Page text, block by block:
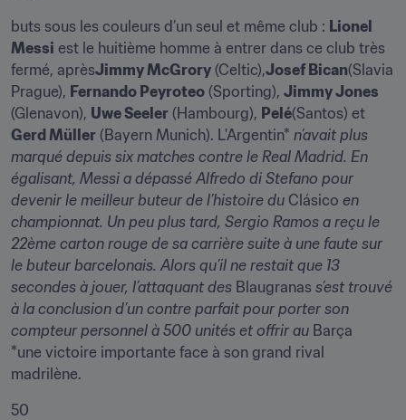
buts sous les couleurs d’un seul et même club : Lionel
Messi est le huitième homme à entrer dans ce club très
fermé, aprèsJimmy McGrory (Celtic),Josef Bican(Slavia
Prague), Fernando Peyroteo (Sporting), Jimmy Jones
(Glenavon), Uwe Seeler (Hambourg), Pelé
Gerd Müller (Bayern Munich). L'Argentin* n’avait plus
marqué depuis six matches contre le Real Madrid. En
égalisant, Messi a dépassé Alfredo di Stefano pour
devenir le meilleur buteur de l’histoire du Clásico en
championnat. Un peu plus tard, Sergio Ramos a reçu le
22ème carton rouge de sa carrière suite à une faute sur
le buteur barcelonais. Alors qu’il ne restait que 13
secondes à jouer, l’attaquant des Blaugranas s’est trouvé
à la conclusion d’un contre parfait pour porter son
compteur personnel à 500 unités et offrir au Barça
*une victoire importante face à son grand rival
madrilène.
50